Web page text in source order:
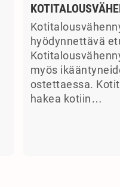
hyödynnettävä
myös
ostettaessa.
hakea kotiin…